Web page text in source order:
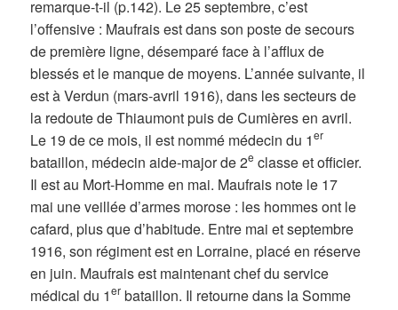
remarque-t-il (p.142). Le 25 septembre, c’est
l’offensive : Maufrais est dans son poste de secours
de première ligne, désemparé face à l’afflux de
blessés et le manque de moyens. L’année suivante, il
est à Verdun (mars-avril 1916), dans les secteurs de
la redoute de Thiaumont puis de Cumières en avril.
Le 19 de ce mois, il est nommé médecin du 1er
bataillon, médecin aide-major de 2e classe et officier.
Il est au Mort-Homme en mai. Maufrais note le 17
mai une veillée d’armes morose : les hommes ont le
cafard, plus que d’habitude. Entre mai et septembre
1916, son régiment est en Lorraine, placé en réserve
en juin. Maufrais est maintenant chef du service
médical du 1er bataillon. Il retourne dans la Somme